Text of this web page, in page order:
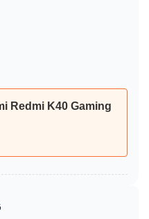
Redmi K40 Gaming